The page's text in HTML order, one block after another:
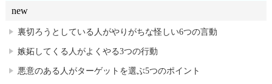
new
裏切ろうとしている人がやりがちな怪しい6つの言動
嫉妬してくる人がよくやる3つの行動
悪意のある人がターゲットを選ぶ5つのポイント